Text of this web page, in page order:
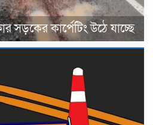
সড়কের কার্পেটিং উঠে যাচ্ছে